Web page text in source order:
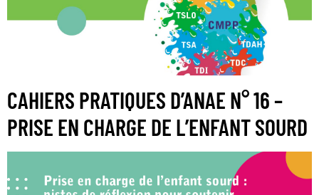
CAHIERS PRATIQUES D’ANAE N° 16 –
PRISE EN CHARGE DE L’ENFANT SOURD